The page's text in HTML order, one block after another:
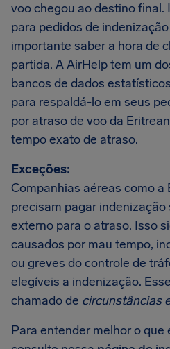
voo chegou ao destino final.
para pedidos de
importante saber a hora de
partida. A AirHelp tem um
bancos de dados
para respaldá-lo em seus
por atraso de voo da
tempo exato de atraso.
Exceções:
Companhias aéreas como a
precisam pagar
externo para o atraso. Isso
causados por mau tempo,
ou greves do controle de
elegíveis a indenização.
chamado de circunstâncias
Para entender melhor o que